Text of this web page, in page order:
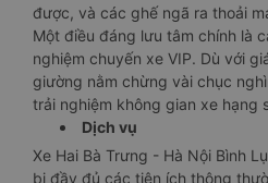
được, và các ghế ngã ra thoải
Một điều đáng lưu tâm chính là
nghiệm chuyến xe VIP. Dù với
giường nằm chừng vài chục
trải nghiệm không gian xe hạng
Dịch vụ
Xe Hai Bà Trưng - Hà Nội Bình
bị đầy đủ các tiện ích thông